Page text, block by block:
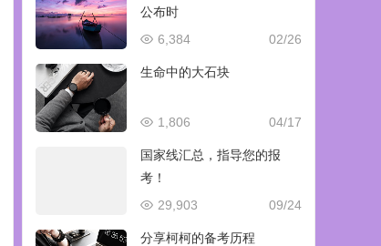
公布时
02/26
6,384
生命中的大石块
04/17
1,806
国家线汇总，指导您的报
考！
09/24
29,903
分享柯柯的备考历程